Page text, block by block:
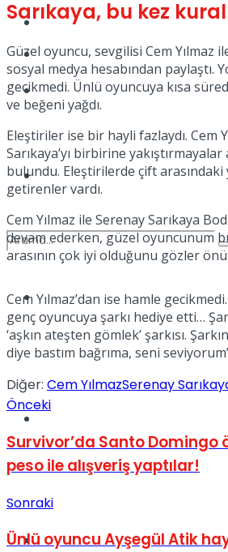
Kadınca
Dünya
Türkiye
Sinema
Spor
Podcast
No Result
View All Result
Sarıkaya, bu kez
Güzel oyuncu, sevgilisi Cem Yılmaz
sosyal medya hesabından paylaştı.
gecikmedi. Ünlü oyuncuya kısa
ve beğeni yağdı.
Eleştiriler ise bir hayli fazlaydı. Cem
Sarıkaya’yı birbirine
bulundu. Eleştirilerde çift arasındaki
getirenler vardı.
Cem Yılmaz ile Serenay Sarıkaya
devam ederken, güzel oyuncunum
arasının çok iyi olduğunu gözler
Cem Yılmaz’dan ise hamle
genç oyuncuya şarkı hediye etti…
‘aşkın ateşten gömlek’ şarkısı.
diye bastım bağrıma, seni
Diğer: Cem YılmazSerenay
Önceki
Survivor’da Santo Domingo
peso ile alışveriş yaptılar!
Sonraki
Ünlü oyuncu Ayşegül Atik